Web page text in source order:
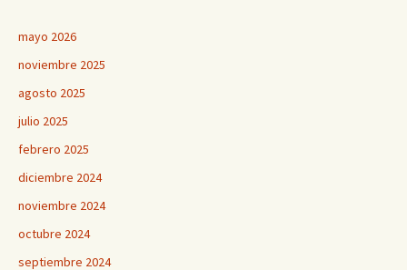
mayo 2026
noviembre 2025
agosto 2025
julio 2025
febrero 2025
diciembre 2024
noviembre 2024
octubre 2024
septiembre 2024